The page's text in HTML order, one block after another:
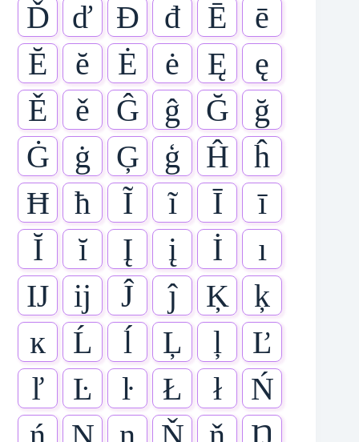
Ď
ď Đ đ Ē
ē
Ĕ
ĕ Ė ė Ę
ę
Ě
ě Ĝ ĝ Ğ
ğ
Ġ
ġ Ģ ģ Ĥ
ĥ
Ħ
ħ Ĩ ĩ Ī
ī
Ĭ
ĭ Į į İ
ı
Ĳ
ĳ Ĵ ĵ Ķ
ķ
ĸ
Ĺ ĺ Ļ ļ
Ľ
ľ
Ŀ ŀ Ł ł
Ń